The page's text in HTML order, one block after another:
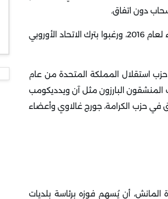
دون اتفاق.
باعتباره حزبًا شعبويًا، استمد تأييده من أولئك الذين شعروا بالإحباط جراء تأخر تنفيذ قرار الاستفتاء لعام 2016، ورغبوا بترك الاتحاد الأوروبي
حزب استقلال المملكة المتحدة من عام
بما في ذلك المنشقون البارزون مثل آن ويدديكومب
في حزب الكرامة، جورج غالاوي وأعضاء
أن يُسهم فوزه برئاسة بلديات